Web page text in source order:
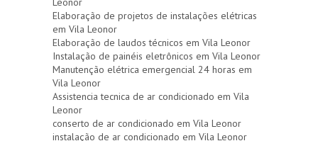
Elaboração de projetos de instalações elétricas
em Vila Leonor
Elaboração de laudos técnicos em Vila Leonor
Instalação de painéis eletrônicos em Vila Leonor
Manutenção elétrica emergencial 24 horas em
Vila Leonor
Assistencia tecnica de ar condicionado em Vila
Leonor
conserto de ar condicionado em Vila Leonor
instalação de ar condicionado em Vila Leonor